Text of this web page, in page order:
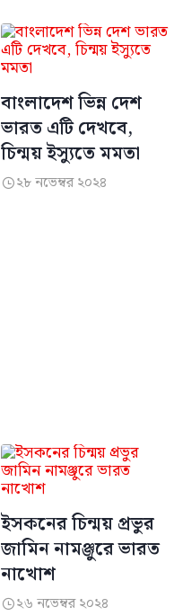
বাংলাদেশ ভিন্ন দেশ
ভারত এটি দেখবে,
চিন্ময় ইস্যুতে মমতা
২৮ নভেম্বর ২০২৪
ইসকনের চিন্ময় প্রভুর
জামিন নামঞ্জুরে ভারত
নাখোশ
২৬ নভেম্বর ২০২৪